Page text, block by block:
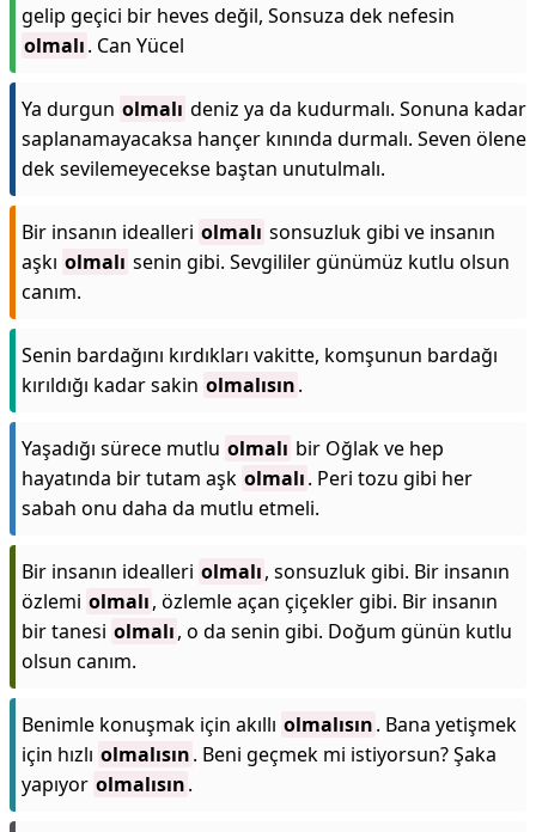
gelip geçici bir heves değil, Sonsuza dek nefesin
olmalı. Can Yücel
Ya durgun olmalı deniz ya da kudurmalı. Sonuna kadar
saplanamayacaksa hançer kınında durmalı. Seven ölene
dek sevilemeyecekse baştan unutulmalı.
Bir insanın idealleri olmalı sonsuzluk gibi ve insanın
aşkı olmalı senin gibi. Sevgililer günümüz kutlu olsun
canım.
Senin bardağını kırdıkları vakitte, komşunun bardağı
kırıldığı kadar sakin olmalısın.
Yaşadığı sürece mutlu olmalı bir Oğlak ve hep
hayatında bir tutam aşk olmalı. Peri tozu gibi her
sabah onu daha da mutlu etmeli.
Bir insanın idealleri olmalı, sonsuzluk gibi. Bir insanın
özlemi olmalı, özlemle açan çiçekler gibi. Bir insanın
bir tanesi olmalı, o da senin gibi. Doğum günün kutlu
olsun canım.
Benimle konuşmak için akıllı olmalısın. Bana yetişmek
için hızlı olmalısın. Beni geçmek mi istiyorsun? Şaka
yapıyor olmalısın.